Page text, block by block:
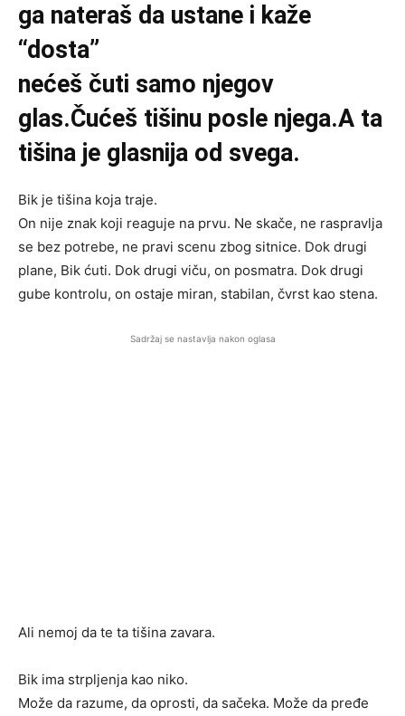
ga nateraš da ustane i kaže
“dosta”
nećeš čuti samo njegov
glas.Čućeš tišinu posle njega.A ta
tišina je glasnija od svega.
Bik je tišina koja traje.
On nije znak koji reaguje na prvu. Ne skače, ne raspravlja
se bez potrebe, ne pravi scenu zbog sitnice. Dok drugi
plane, Bik ćuti. Dok drugi viču, on posmatra. Dok drugi
gube kontrolu, on ostaje miran, stabilan, čvrst kao stena.
Sadržaj se nastavlja nakon oglasa
Ali nemoj da te ta tišina zavara.
Bik ima strpljenja kao niko.
Može da razume, da oprosti, da sačeka. Može da pređe